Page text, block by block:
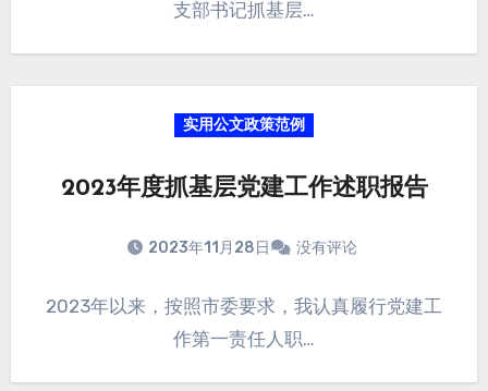
支部书记抓基层…
实用公文政策范例
2023年度抓基层党建工作述职报告
2023年11月28日 没有评论
2023年以来，按照市委要求，我认真履行党建工
作第一责任人职…